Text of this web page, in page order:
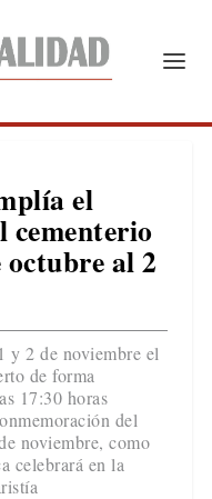
el
cementerio
al 2
y 2 de noviembre el
de forma
17:30 horas
del
noviembre, como
celebrará en la